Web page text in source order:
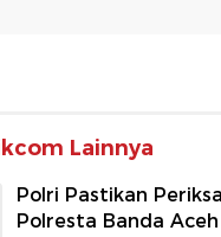
Lainnya
Polri Pastikan
Polresta Banda